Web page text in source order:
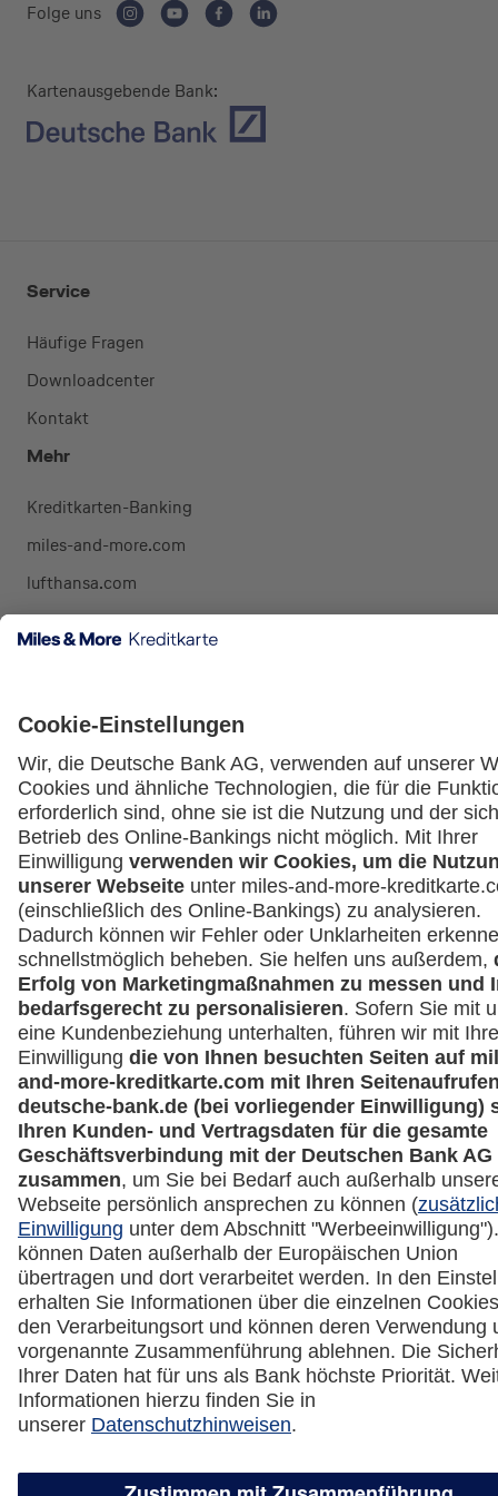
Folge uns
Kartenausgebende Bank:
Service
Häufige Fragen
Downloadcenter
Kontakt
Mehr
Kreditkarten-Banking
miles-and-more.com
lufthansa.com
Rechtliches
Vertrag widerrufen
Miles & More App
Freiberufler)
Unternehmen
(z.B. e.K., Personengesellschaft (inkl. GbR),